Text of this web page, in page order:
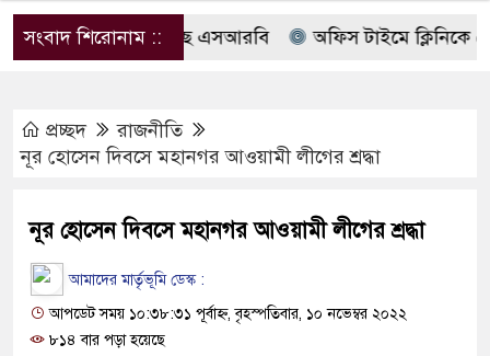
সংবাদ শিরোনাম ::
নাম বদলে আসছে এসআরবি অফিস টাইমে ক্লিনিকে রোগী
প্রচ্ছদ
রাজনীতি
নূর হোসেন দিবসে মহানগর আওয়ামী লীগের শ্রদ্ধা
নূর হোসেন দিবসে মহানগর আওয়ামী লীগের শ্রদ্ধা
আমাদের মার্তৃভূমি ডেস্ক :
আপডেট সময় ১০:৩৮:৩১ পূর্বাহ্ন, বৃহস্পতিবার, ১০ নভেম্বর ২০২২
৮১৪ বার পড়া হয়েছে